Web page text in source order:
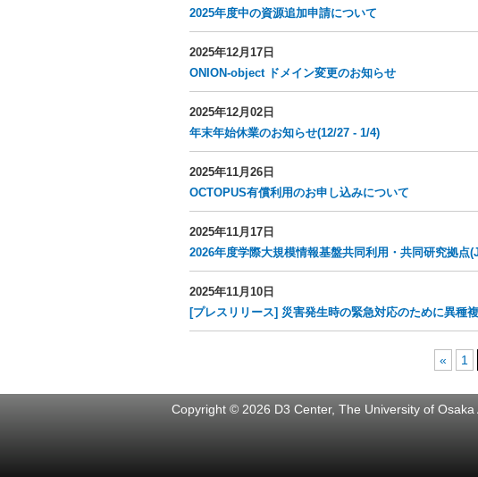
2025年度中の資源追加申請について
2025年12月17日
ONION-object ドメイン変更のお知らせ
2025年12月02日
年末年始休業のお知らせ(12/27 - 1/4)
2025年11月26日
OCTOPUS有償利用のお申し込みについて
2025年11月17日
2026年度学際大規模情報基盤共同利用・共同研究拠
2025年11月10日
[プレスリリース] 災害発生時の緊急対応のために異種
« 1
Copyright © 2026 D3 Center, The University of Osaka